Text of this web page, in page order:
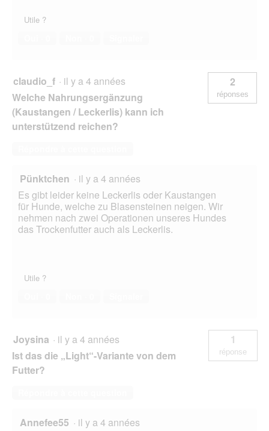
Utile ?
claudio_f · il y a 4 années
Welche Nahrungsergänzung
(Kaustangen / Leckerlis) kann ich
unterstützend reichen?
2
réponses
Pünktchen · il y a 4 années
Es gibt leider keine Leckerlis oder Kaustangen
für Hunde, welche zu Blasensteinen neigen. Wir
nehmen nach zwei Operationen unseres Hundes
das Trockenfutter auch als Leckerlis.
Utile ?
Joysina · il y a 4 années
Ist das die „Light“-Variante von dem
Futter?
1
réponse
Annefee55 · il y a 4 années